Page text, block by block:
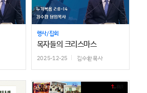
행사/집회
목자들의 크리스마스
2025-12-25 김수환 목사